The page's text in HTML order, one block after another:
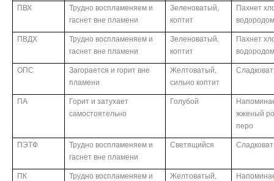
ПВХ
Трудно воспламеняем и
гаснет вне пламени
Зеленоватый,
коптит
Пахнет
ПВДХ
Трудно воспламеняем и
гаснет вне пламени
Зеленоватый,
коптит
Пахнет
ОПС
Загорается и горит вне
пламени
Желтоватый,
сильно коптит
ПА
Горит и затухает
самостоятельно
Голубой
жженый
перо
ПЭТФ
Трудно воспламеняем и
гаснет вне пламени
Светящийся
ПК
Трудно воспламеняем и
Желтоватый,